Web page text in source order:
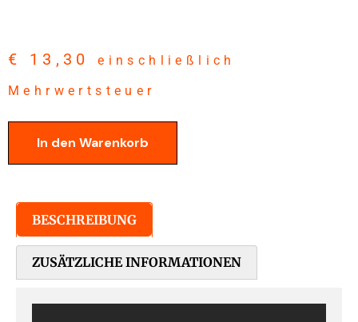
€ 13,30
einschließlich
Mehrwertsteuer
In den Warenkorb
BESCHREIBUNG
ZUSÄTZLICHE INFORMATIONEN